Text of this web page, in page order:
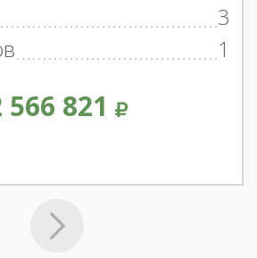
3
1
566 821